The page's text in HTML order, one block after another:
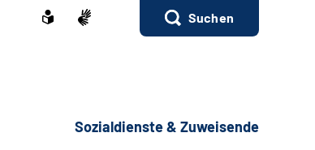
Suchen
Sozialdienste & Zuweisende